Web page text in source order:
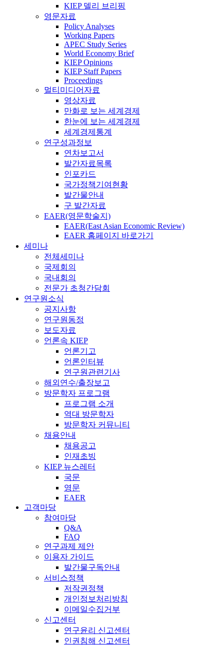
KIEP 델리 브리핑
영문자료
Policy Analyses
Working Papers
APEC Study Series
World Economy Brief
KIEP Opinions
KIEP Staff Papers
Proceedings
멀티미디어자료
영상자료
만화로 보는 세계경제
한눈에 보는 세계경제
세계경제통계
연구성과정보
연차보고서
발간자료목록
인포카드
국가정책기여현황
발간물안내
구 발간자료
EAER(영문학술지)
EAER(East Asian Economic Review)
EAER 홈페이지 바로가기
세미나
전체세미나
국제회의
국내회의
전문가 초청간담회
연구원소식
공지사항
연구원동정
보도자료
언론속 KIEP
언론기고
언론인터뷰
연구원관련기사
해외연수/출장보고
방문학자 프로그램
프로그램 소개
역대 방문학자
방문학자 커뮤니티
채용안내
채용공고
인재초빙
KIEP 뉴스레터
국문
영문
EAER
고객마당
참여마당
Q&A
FAQ
연구과제 제안
이용자 가이드
발간물구독안내
서비스정책
저작권정책
개인정보처리방침
이메일수집거부
신고센터
연구윤리 신고센터
인권침해 신고센터